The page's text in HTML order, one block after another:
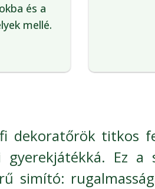
és a
mellé.
dekoratőrök titkos
Ez a
simító: